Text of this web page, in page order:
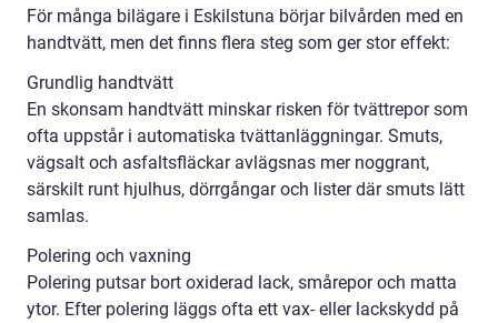
För många bilägare i Eskilstuna börjar bilvården med en
handtvätt, men det finns flera steg som ger stor effekt:
Grundlig handtvätt
En skonsam handtvätt minskar risken för tvättrepor som
ofta uppstår i automatiska tvättanläggningar. Smuts,
vägsalt och asfaltsfläckar avlägsnas mer noggrant,
särskilt runt hjulhus, dörrgångar och lister där smuts lätt
samlas.
Polering och vaxning
Polering putsar bort oxiderad lack, smårepor och matta
ytor. Efter polering läggs ofta ett vax- eller lackskydd på